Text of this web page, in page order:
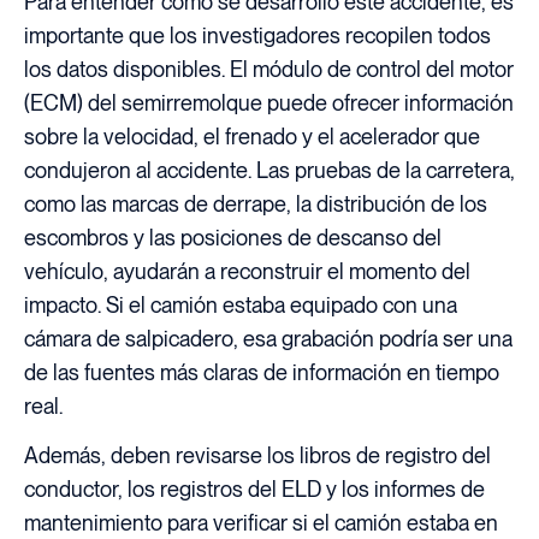
importante que los investigadores recopilen todos
los datos disponibles. El módulo de control del motor
(ECM) del semirremolque puede ofrecer información
sobre la velocidad, el frenado y el acelerador que
condujeron al accidente. Las pruebas de la carretera,
como las marcas de derrape, la distribución de los
escombros y las posiciones de descanso del
vehículo, ayudarán a reconstruir el momento del
impacto. Si el camión estaba equipado con una
cámara de salpicadero, esa grabación podría ser una
de las fuentes más claras de información en tiempo
real.
Además, deben revisarse los libros de registro del
conductor, los registros del ELD y los informes de
mantenimiento para verificar si el camión estaba en